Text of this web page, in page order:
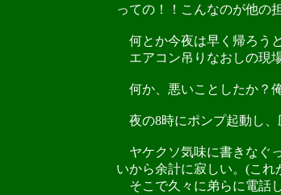
っての！！こんなのが他の
何とか今夜は早く帰ろう
エアコン吊りなおしの現
何か、悪いことしたか？
夜の8時にポンプ起動し、
ヤケクソ気味に書きなぐ
いから余計に寂しい。(こ
そこで久々に弟らに電話